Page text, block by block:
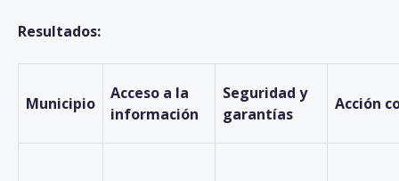
Resultados:
Municipio
Acceso a la
información
Seguridad y
garantías
Acción